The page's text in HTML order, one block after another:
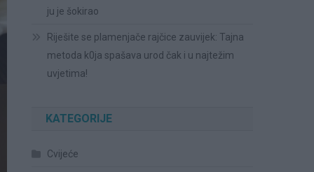
ju je šokirao
Riješite se plamenjače rajčice zauvijek: Tajna
metoda k0ja spašava urod čak i u najtežim
uvjetima!
KATEGORIJE
Cvijeće